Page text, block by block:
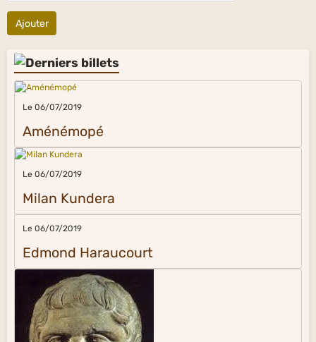
Ajouter
Le 06/07/2019
Aménémopé
Le 06/07/2019
Milan Kundera
Le 06/07/2019
Edmond Haraucourt